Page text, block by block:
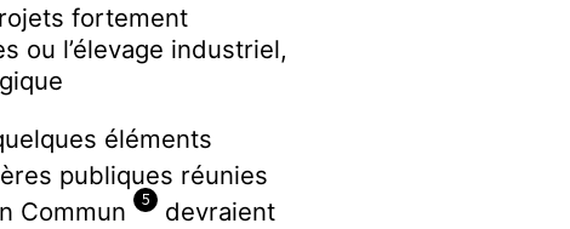
fortement
ou l’élevage industriel,
éléments
publiques réunies
Commun 5
devraient